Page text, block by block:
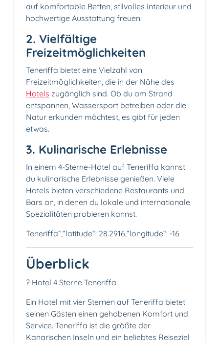
auf komfortable Betten, stilvolles Interieur und
hochwertige Ausstattung freuen.
2. Vielfältige
Freizeitmöglichkeiten️
Teneriffa bietet eine Vielzahl von
Freizeitmöglichkeiten, die in der Nähe des
Hotels zugänglich sind. Ob du am Strand
entspannen, Wassersport betreiben oder die
Natur erkunden möchtest, es gibt für jeden
etwas.
3. Kulinarische Erlebnisse️
In einem 4-Sterne-Hotel auf Teneriffa kannst
du kulinarische Erlebnisse genießen. Viele
Hotels bieten verschiedene Restaurants und
Bars an, in denen du lokale und internationale
Spezialitäten probieren kannst.
Teneriffa“,“latitude“: 28.2916,“longitude“: -16
Überblick
? Hotel 4 Sterne Teneriffa
Ein Hotel mit vier Sternen auf Teneriffa bietet
seinen Gästen einen gehobenen Komfort und
Service. Teneriffa ist die größte der
Kanarischen Inseln und ein beliebtes Reiseziel